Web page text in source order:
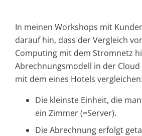
In meinen Workshops mit
darauf hin, dass der Vergleich
Computing mit dem Stromnetz
Abrechnungsmodell in der
mit dem eines Hotels vergleichen:
Die kleinste Einheit, die
ein Zimmer (=Server).
Die Abrechnung erfolgt